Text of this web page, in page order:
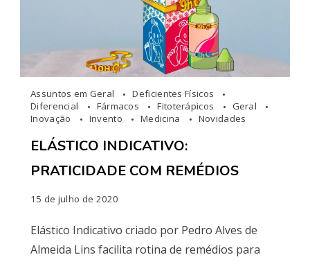
Assuntos em Geral
Deficientes Físicos
Diferencial
Fármacos Fitoterápicos
Geral
Inovação
Invento Medicina Novidades
ELÁSTICO INDICATIVO:
PRATICIDADE COM REMÉDIOS
15 de julho de 2020
Elástico Indicativo criado por Pedro Alves de
Almeida Lins facilita rotina de remédios para